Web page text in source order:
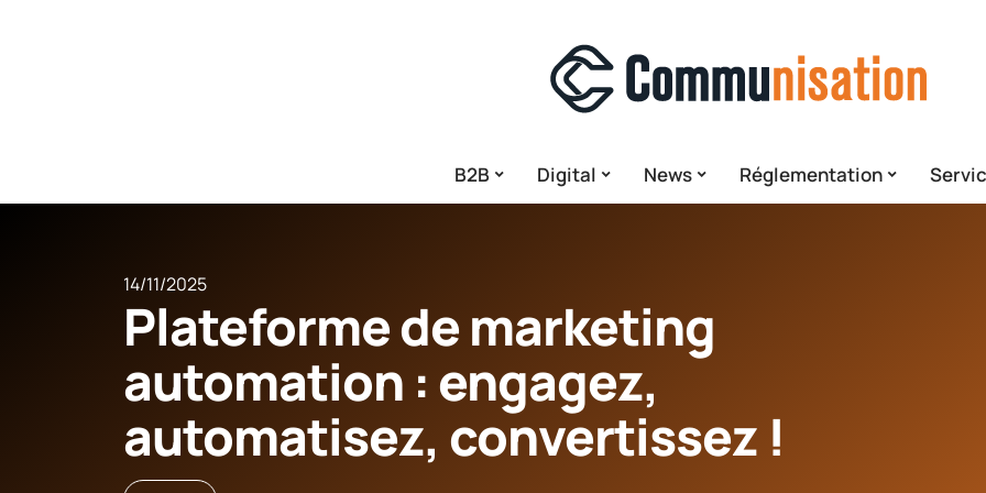
B2B Digital News Réglementation
14/11/2025
Plateforme de marketing
automation : engagez,
automatisez, convertissez !